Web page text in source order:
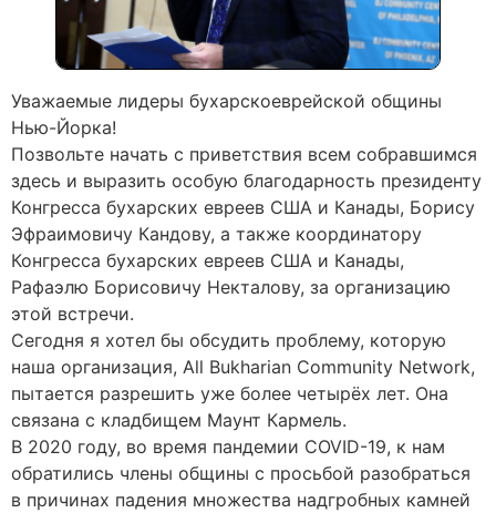
Уважаемые лидеры бухарскоеврейской общины
Нью-Йорка!
Позвольте начать с приветствия всем собравшимся
здесь и выразить особую благодарность президенту
Конгресса бухарских евреев США и Канады, Борису
Эфраимовичу Кандову, а также координатору
Конгресса бухарских евреев США и Канады,
Рафаэлю Борисовичу Некталову, за организацию
этой встречи.
Сегодня я хотел бы обсудить проблему, которую
наша организация, All Bukharian Community Network,
пытается разрешить уже более четырёх лет. Она
связана с кладбищем Маунт Кармель.
В 2020 году, во время пандемии COVID-19, к нам
обратились члены общины с просьбой разобраться
в причинах падения множества надгробных камней